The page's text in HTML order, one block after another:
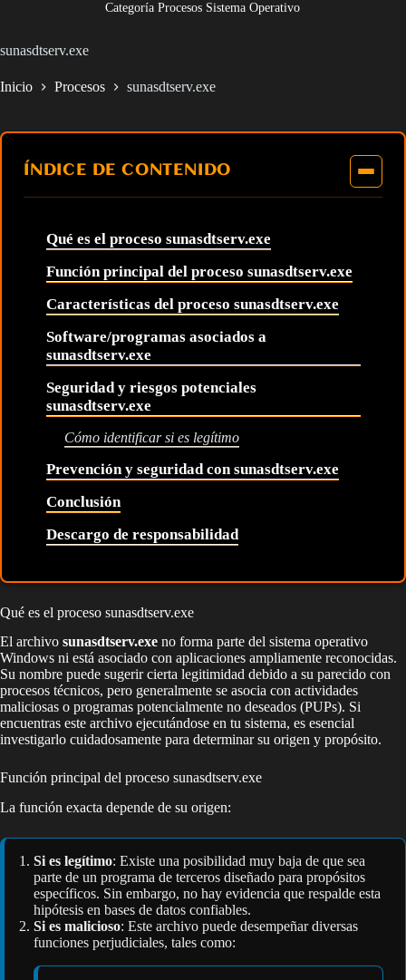
Categoría Procesos Sistema Operativo
sunasdtserv.exe
Inicio Procesos sunasdtserv.exe
ÍNDICE DE CONTENIDO
Qué es el proceso sunasdtserv.exe
Función principal del proceso sunasdtserv.exe
Características del proceso sunasdtserv.exe
Software/programas asociados a
sunasdtserv.exe
Seguridad y riesgos potenciales
sunasdtserv.exe
Cómo identificar si es legítimo
Prevención y seguridad con sunasdtserv.exe
Conclusión
Descargo de responsabilidad
Qué es el proceso sunasdtserv.exe
El archivo sunasdtserv.exe no forma parte del sistema operativo
Windows ni está asociado con aplicaciones ampliamente reconocidas.
Su nombre puede sugerir cierta legitimidad debido a su parecido con
procesos técnicos, pero generalmente se asocia con actividades
maliciosas o programas potencialmente no deseados (PUPs). Si
encuentras este archivo ejecutándose en tu sistema, es esencial
investigarlo cuidadosamente para determinar su origen y propósito.
Función principal del proceso sunasdtserv.exe
La función exacta depende de su origen:
Si es legítimo: Existe una posibilidad muy baja de que sea
parte de un programa de terceros diseñado para propósitos
específicos. Sin embargo, no hay evidencia que respalde esta
hipótesis en bases de datos confiables.
Si es malicioso: Este archivo puede desempeñar diversas
funciones perjudiciales, tales como: